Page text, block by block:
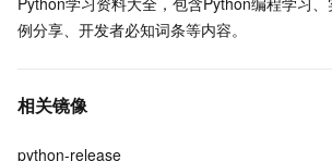
例分享、开发者必知词条等内容。
相关镜像
python-release